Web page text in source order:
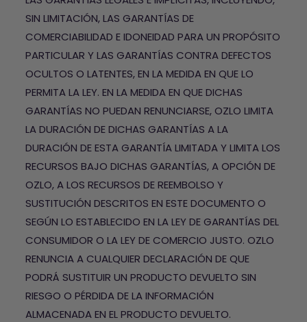
SIN LIMITACIÓN, LAS GARANTÍAS DE
COMERCIABILIDAD E IDONEIDAD PARA UN PROPÓSITO
PARTICULAR Y LAS GARANTÍAS CONTRA DEFECTOS
OCULTOS O LATENTES, EN LA MEDIDA EN QUE LO
PERMITA LA LEY. EN LA MEDIDA EN QUE DICHAS
GARANTÍAS NO PUEDAN RENUNCIARSE, OZLO LIMITA
LA DURACIÓN DE DICHAS GARANTÍAS A LA
DURACIÓN DE ESTA GARANTÍA LIMITADA Y LIMITA LOS
RECURSOS BAJO DICHAS GARANTÍAS, A OPCIÓN DE
OZLO, A LOS RECURSOS DE REEMBOLSO Y
SUSTITUCIÓN DESCRITOS EN ESTE DOCUMENTO O
SEGÚN LO ESTABLECIDO EN LA LEY DE GARANTÍAS DEL
CONSUMIDOR O LA LEY DE COMERCIO JUSTO. OZLO
RENUNCIA A CUALQUIER DECLARACIÓN DE QUE
PODRÁ SUSTITUIR UN PRODUCTO DEVUELTO SIN
RIESGO O PÉRDIDA DE LA INFORMACIÓN
ALMACENADA EN EL PRODUCTO DEVUELTO.